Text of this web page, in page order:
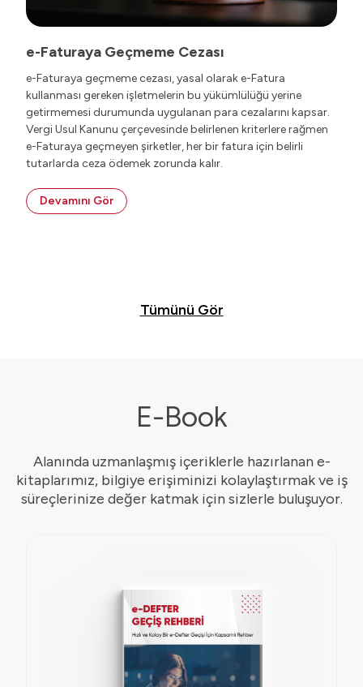
e-Faturaya Geçmeme Cezası
e-Faturaya geçmeme cezası, yasal olarak e-Fatura
kullanması gereken işletmelerin bu yükümlülüğü yerine
getirmemesi durumunda uygulanan para cezalarını kapsar.
Vergi Usul Kanunu çerçevesinde belirlenen kriterlere rağmen
e-Faturaya geçmeyen şirketler, her bir fatura için belirli
tutarlarda ceza ödemek zorunda kalır.
Devamını Gör
Tümünü Gör
E-Book
Alanında uzmanlaşmış içeriklerle hazırlanan e-
kitaplarımız, bilgiye erişiminizi kolaylaştırmak ve iş
süreçlerinize değer katmak için sizlerle buluşuyor.